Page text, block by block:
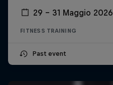
29 – 31 Maggio 2026
FITNESS TRAINING
Past event